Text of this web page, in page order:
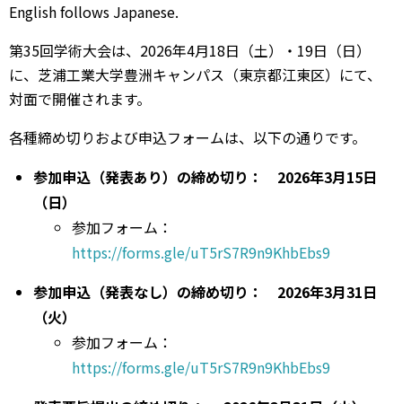
English follows Japanese.
第35回学術大会は、2026年4月18日（土）・19日（日）
に、芝浦工業大学豊洲キャンパス（東京都江東区）にて、
対面で開催されます。
各種締め切りおよび申込フォームは、以下の通りです。
参加申込（発表あり）の締め切り： 2026年3月15日
（日）
参加フォーム：
https://forms.gle/uT5rS7R9n9KhbEbs9
参加申込（発表なし）の締め切り： 2026年3月31日
（火）
参加フォーム：
https://forms.gle/uT5rS7R9n9KhbEbs9